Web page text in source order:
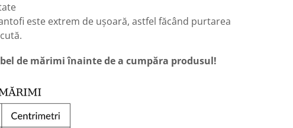
este extrem de ușoară, astfel făcând purtarea
de mărimi înainte de a cumpăra produsul!